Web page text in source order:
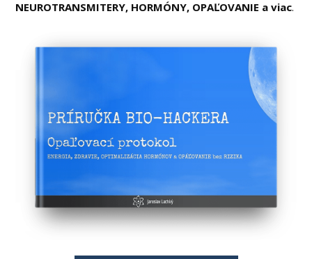
NEUROTRANSMITERY, HORMÓNY, OPAĽOVANIE a viac.